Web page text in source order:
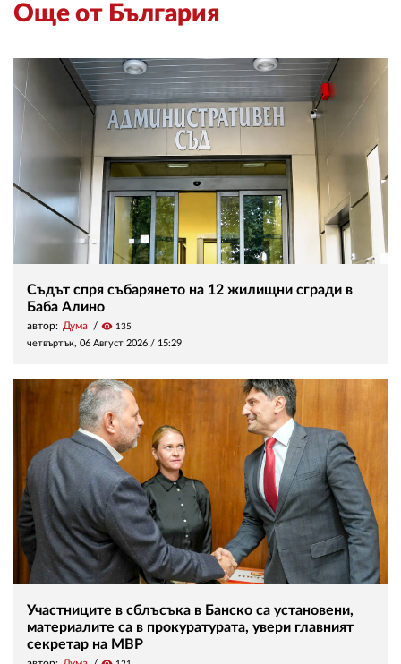
Още от България
Съдът спря събарянето на 12 жилищни сгради в
Баба Алино
автор: Дума visibility 135
четвъртък, 06 Август 2026 / 15:29
Участниците в сблъсъка в Банско са установени,
материалите са в прокуратурата, увери главният
секретар на МВР